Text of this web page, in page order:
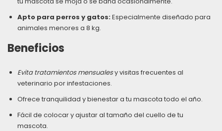
Apto para perros y gatos:Especialmente diseñado para
animales menores a 8 kg.
Beneficios
Evita tratamientos mensualesy visitas frecuentes al
veterinario por infestaciones.
Ofrece tranquilidad y bienestar a tu mascota todo el año.
Fácil de colocar y ajustar al tamaño del cuello de tu
mascota.